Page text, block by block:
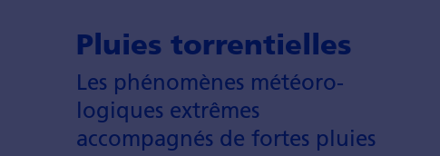
Pluies torrentielles
Les phéno­mènes météoro­
logiques extrêmes
accompagnés de fortes pluies